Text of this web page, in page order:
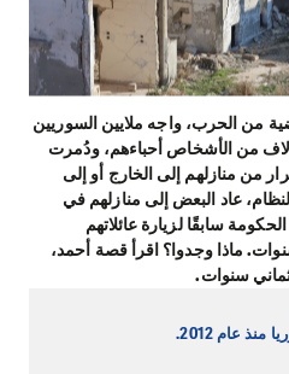
من الحرب، واجه ملايين السوريين
من الأشخاص أحباءهم، ودُمرت
من منازلهم إلى الخارج أو إلى
عاد البعض إلى منازلهم في
سابقًا لزيارة عائلاتهم
ماذا وجدوا؟ اقرأ قصة أحمد،
ثماني سنوات.
عام 2012.